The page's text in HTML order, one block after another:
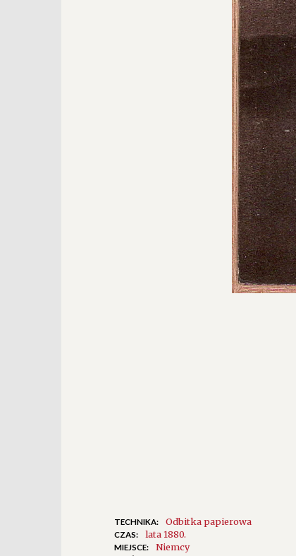
TECHNIKA: Odbitka papierowa
CZAS: lata 1880.
MIEJSCE: Niemcy